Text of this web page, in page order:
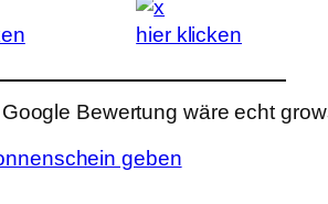
hier klicken
Bewertung wäre echt
geben